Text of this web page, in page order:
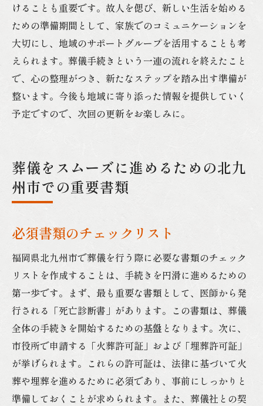
けることも重要です。故人を偲び、新しい生活を始める
ための準備期間として、家族でのコミュニケーションを
大切にし、地域のサポートグループを活用することも考
えられます。葬儀手続きという一連の流れを終えたこと
で、心の整理がつき、新たなステップを踏み出す準備が
整います。今後も地域に寄り添った情報を提供していく
予定ですので、次回の更新をお楽しみに。
葬儀をスムーズに進めるための北九
州市での重要書類
必須書類のチェックリスト
福岡県北九州市で葬儀を行う際に必要な書類のチェック
リストを作成することは、手続きを円滑に進めるための
第一歩です。まず、最も重要な書類として、医師から発
行される「死亡診断書」があります。この書類は、葬儀
全体の手続きを開始するための基盤となります。次に、
市役所で申請する「火葬許可証」および「埋葬許可証」
が挙げられます。これらの許可証は、法律に基づいて火
葬や埋葬を進めるために必須であり、事前にしっかりと
準備しておくことが求められます。また、葬儀社との契